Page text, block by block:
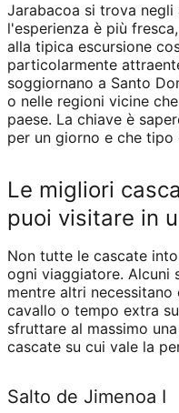
Jarabacoa si trova
l'esperienza è più
alla tipica escursione
particolarmente
soggiornano a Santo
o nelle regioni vicine
paese. La chiave è
per un giorno e che
Le migliori
puoi visitare in
Non tutte le cascate
ogni viaggiatore. Alcuni
mentre altri
cavallo o tempo extra
sfruttare al massimo
cascate su cui vale la
Salto de Jimenoa I